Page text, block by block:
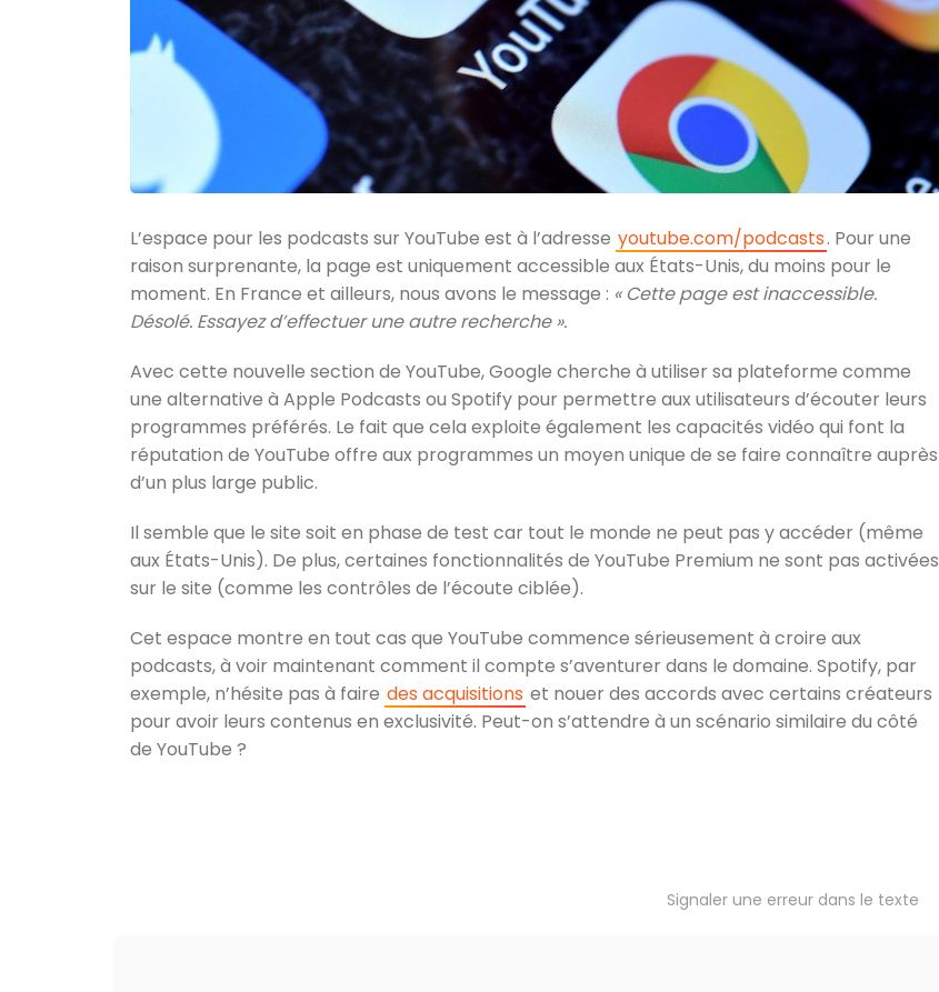
L’espace pour les podcasts sur YouTube est à l’adresse youtube.com/podcasts. Pour une
raison surprenante, la page est uniquement accessible aux États-Unis, du moins pour le
moment. En France et ailleurs, nous avons le message : « Cette page est inaccessible.
Désolé. Essayez d’effectuer une autre recherche ».
Avec cette nouvelle section de YouTube, Google cherche à utiliser sa plateforme comme
une alternative à Apple Podcasts ou Spotify pour permettre aux utilisateurs d’écouter leurs
programmes préférés. Le fait que cela exploite également les capacités vidéo qui font la
réputation de YouTube offre aux programmes un moyen unique de se faire connaître auprès
d’un plus large public.
Il semble que le site soit en phase de test car tout le monde ne peut pas y accéder (même
aux États-Unis). De plus, certaines fonctionnalités de YouTube Premium ne sont pas activées
sur le site (comme les contrôles de l’écoute ciblée).
Cet espace montre en tout cas que YouTube commence sérieusement à croire aux
podcasts, à voir maintenant comment il compte s’aventurer dans le domaine. Spotify, par
exemple, n’hésite pas à faire des acquisitions et nouer des accords avec certains créateurs
pour avoir leurs contenus en exclusivité. Peut-on s’attendre à un scénario similaire du côté
de YouTube ?
Signaler une erreur dans le texte